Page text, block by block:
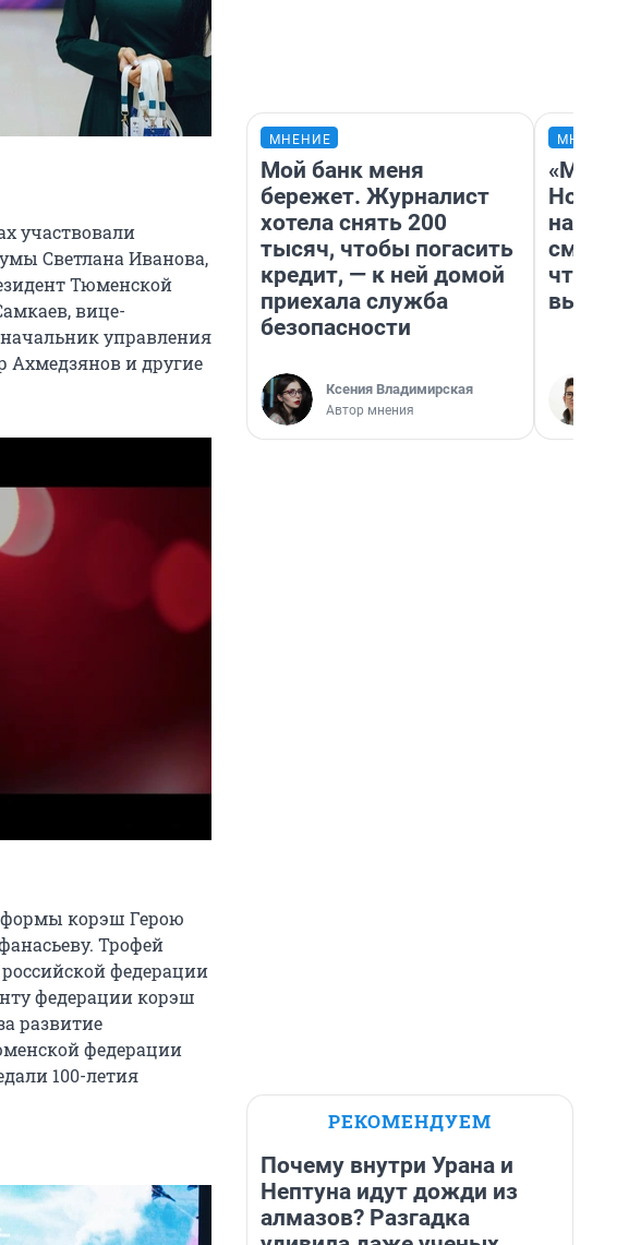
участвовали
Светлана Иванова,
Тюменской
вице-
управления
Ахмедзянов и другие
корэш Герою
Трофей
федерации
федерации корэш
развитие
федерации
100-летия
МНЕНИЕ
Мой банк меня
бережет. Журналист
хотела снять 200
тысяч, чтобы погасить
кредит, — к ней домой
приехала служба
безопасности
Ксения Владимирская
Автор мнения
«Мы
РЕКОМЕНДУЕМ
Почему внутри Урана и
Нептуна идут дожди из
алмазов? Разгадка